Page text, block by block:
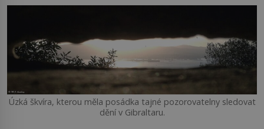
Úzká škvíra, kterou měla posádka tajné pozorovatelny sledovat
dění v Gibraltaru.